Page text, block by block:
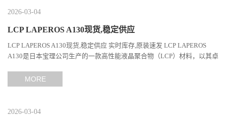
2026-03-04
LCP LAPEROS A130现货,稳定供应
LCP LAPEROS A130现货,稳定供应 实时库存,原装速发 LCP LAPEROS
A130是日本宝理公司生产的一款高性能液晶聚合物（LCP）材料，以其卓
MORE
2026-03-04